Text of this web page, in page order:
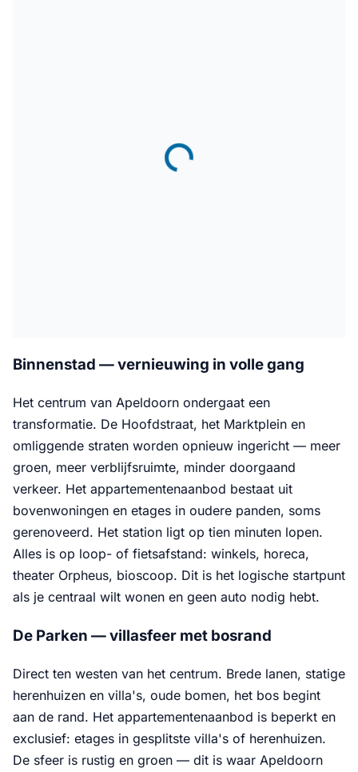
Binnenstad — vernieuwing in volle gang
Het centrum van Apeldoorn ondergaat een
transformatie. De Hoofdstraat, het Marktplein en
omliggende straten worden opnieuw ingericht — meer
groen, meer verblijfsruimte, minder doorgaand
verkeer. Het appartementenaanbod bestaat uit
bovenwoningen en etages in oudere panden, soms
gerenoveerd. Het station ligt op tien minuten lopen.
Alles is op loop- of fietsafstand: winkels, horeca,
theater Orpheus, bioscoop. Dit is het logische startpunt
als je centraal wilt wonen en geen auto nodig hebt.
De Parken — villasfeer met bosrand
Direct ten westen van het centrum. Brede lanen, statige
herenhuizen en villa's, oude bomen, het bos begint
aan de rand. Het appartementenaanbod is beperkt en
exclusief: etages in gesplitste villa's of herenhuizen.
De sfeer is rustig en groen — dit is waar Apeldoorn